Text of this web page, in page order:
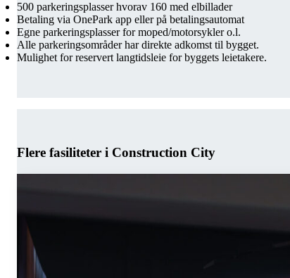
500 parkeringsplasser hvorav 160 med elbillader
Betaling via OnePark app eller på betalingsautomat
Egne parkeringsplasser for moped/motorsykler o.l.
Alle parkeringsområder har direkte adkomst til bygget.
Mulighet for reservert langtidsleie for byggets leietakere.
Flere fasiliteter i Construction City